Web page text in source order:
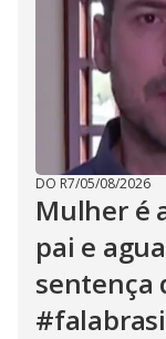
DO R7/05/08/2026
Mulher é
pai e
sentença